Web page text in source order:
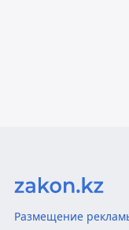
Размещение